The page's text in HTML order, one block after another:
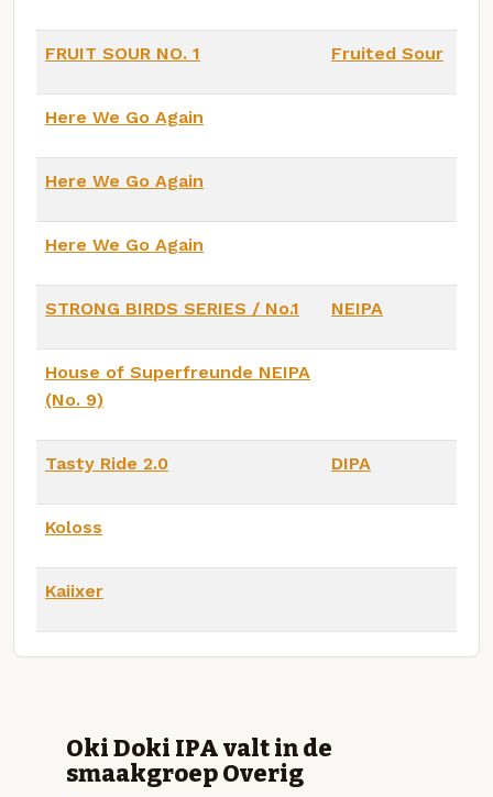
FRUIT SOUR NO. 1 Fruited Sour
Here We Go Again
Here We Go Again
Here We Go Again
STRONG BIRDS SERIES / No.1 NEIPA
House of Superfreunde NEIPA
(No. 9)
Tasty Ride 2.0 DIPA
Koloss
Kaiixer
Oki Doki IPA valt in de
smaakgroep Overig